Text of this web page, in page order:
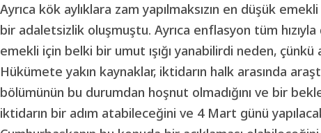
Ayrıca kök aylıklara zam yapılmaksızın en düşük
bir adaletsizlik oluşmuştu. Ayrıca enflasyon tüm hızıyla
emekli için belki bir umut ışığı yanabilirdi neden, çünkü
Hükümete yakın kaynaklar, iktidarın halk arasında
bölümünün bu durumdan hoşnut olmadığını ve bir
iktidarın bir adım atabileceğini ve 4 Mart günü